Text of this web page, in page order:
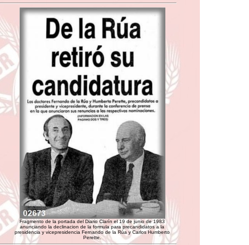
Fragmento de la portada del Diario Clarín el 19 de junio de 1983
anunciando la declinacion de la formula para precandidatos a la
presidencia y vicepresidencia Fernando de la Rúa y Carlos Humberto
Perette.